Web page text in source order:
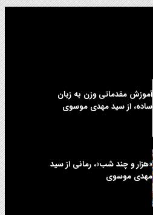
آموزش مقدماتی وزن به زبان
ساده، از سید مهدی موسوی
«هزار و چند شب»، رمانی از سید
مهدی موسوی